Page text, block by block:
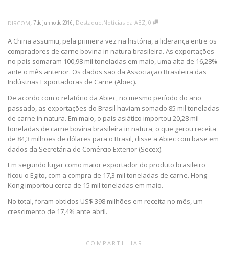
DIRCOM, 7 de junho de 2016, Destaque,Notícias da ABZ, 0
A China assumiu, pela primeira vez na história, a liderança entre os
compradores de carne bovina in natura brasileira. As exportações
no país somaram 100,98 mil toneladas em maio, uma alta de 16,28%
ante o mês anterior. Os dados são da Associação Brasileira das
Indústrias Exportadoras de Carne (Abiec).
De acordo com o relatório da Abiec, no mesmo período do ano
passado, as exportações do Brasil haviam somado 85 mil toneladas
de carne in natura. Em maio, o país asiático importou 20,28 mil
toneladas de carne bovina brasileira in natura, o que gerou receita
de 84,3 milhões de dólares para o Brasil, disse a Abiec com base em
dados da Secretária de Comércio Exterior (Secex).
Em segundo lugar como maior exportador do produto brasileiro
ficou o Egito, com a compra de 17,3 mil toneladas de carne. Hong
Kong importou cerca de 15 mil toneladas em maio.
No total, foram obtidos US$ 398 milhões em receita no mês, um
crescimento de 17,4% ante abril.
COMPARTILHAR